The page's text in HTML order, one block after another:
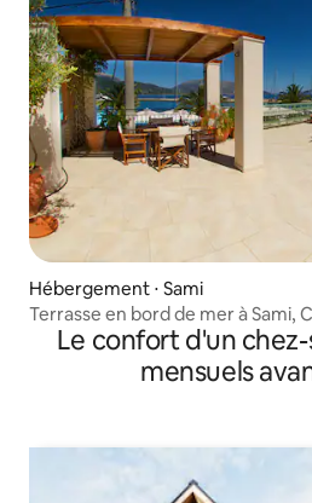
Hébergement ⋅ Sami
Terrasse en bord de mer à Sami,
Le confort d'un
mensuels